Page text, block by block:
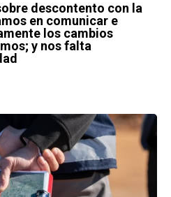
descontento con la
en comunicar e
los cambios
y nos falta